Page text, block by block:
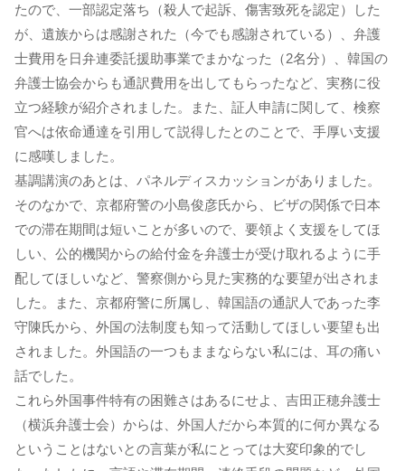
たので、一部認定落ち（殺人で起訴、傷害致死を認定）した
が、遺族からは感謝された（今でも感謝されている）、弁護
士費用を日弁連委託援助事業でまかなった（2名分）、韓国の
弁護士協会からも通訳費用を出してもらったなど、実務に役
立つ経験が紹介されました。また、証人申請に関して、検察
官へは依命通達を引用して説得したとのことで、手厚い支援
に感嘆しました。
基調講演のあとは、パネルディスカッションがありました。
そのなかで、京都府警の小島俊彦氏から、ビザの関係で日本
での滞在期間は短いことが多いので、要領よく支援をしてほ
しい、公的機関からの給付金を弁護士が受け取れるように手
配してほしいなど、警察側から見た実務的な要望が出されま
した。また、京都府警に所属し、韓国語の通訳人であった李
守陳氏から、外国の法制度も知って活動してほしい要望も出
されました。外国語の一つもままならない私には、耳の痛い
話でした。
これら外国事件特有の困難さはあるにせよ、吉田正穂弁護士
（横浜弁護士会）からは、外国人だから本質的に何か異なる
ということはないとの言葉が私にとっては大変印象的でし